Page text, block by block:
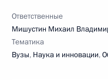
Ответственные
Мишустин Михаил
Тематика
Вузы, Наука и инновации,